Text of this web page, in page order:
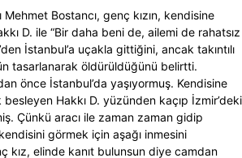
Bostancı, genç kızın, kendisine
D. ile “Bir daha beni de, ailemi de rahatsız
İstanbul’a uçakla gittiğini, ancak takıntılı
tasarlanarak öldürüldüğünü belirtti.
önce İstanbul’da yaşıyormuş. Kendisine
Hakkı D. yüzünden kaçıp İzmir’deki
Çünkü aracı ile zaman zaman gidip
görmek için aşağı inmesini
kız, elinde kanıt bulunsun diye camdan